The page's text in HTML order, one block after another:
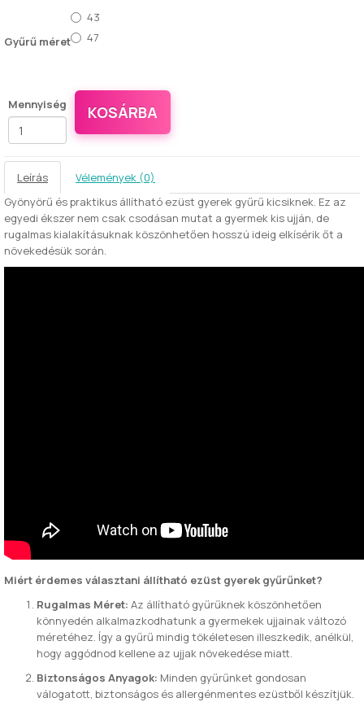
Gyűrű méret
43
47
Mennyiség KOSÁRBA
Leírás
Vélemények (0)
Gyönyörű és praktikus állítható ezüst gyerek gyűrű kicsiknek. Ez az
egyedi ékszer nem csak csodásan mutat a gyermek kis ujján, de
rugalmas kialakításuknak köszönhetően hosszú ideig elkísérik őt a
növekedésük során.
Miért érdemes választani állítható ezüst gyerek gyűrűnket?
Rugalmas Méret: Az állítható gyűrűknek köszönhetően
könnyedén alkalmazkodhatunk a gyermekek ujjainak változó
méretéhez. Így a gyűrű mindig tökéletesen illeszkedik, anélkül,
hogy aggódnod kellene az ujjak növekedése miatt.
Biztonságos Anyagok: Minden gyűrűnket gondosan
válogatott, biztonságos és allergénmentes ezüstből készítjük.